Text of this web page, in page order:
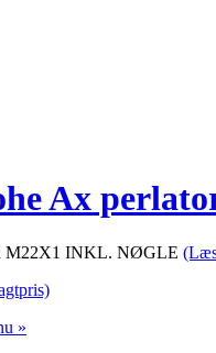
Ax
M22X1 INKL. NØGLE
»